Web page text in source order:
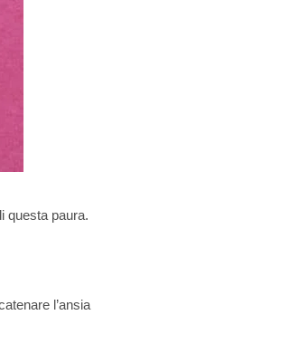
questa paura.
l’ansia